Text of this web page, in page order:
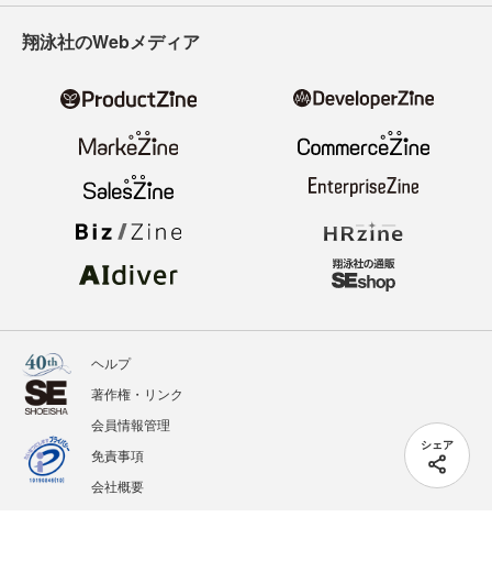
シェア
翔泳社のWebメディア
ヘルプ
著作権・リンク
会員情報管理
免責事項
会社概要